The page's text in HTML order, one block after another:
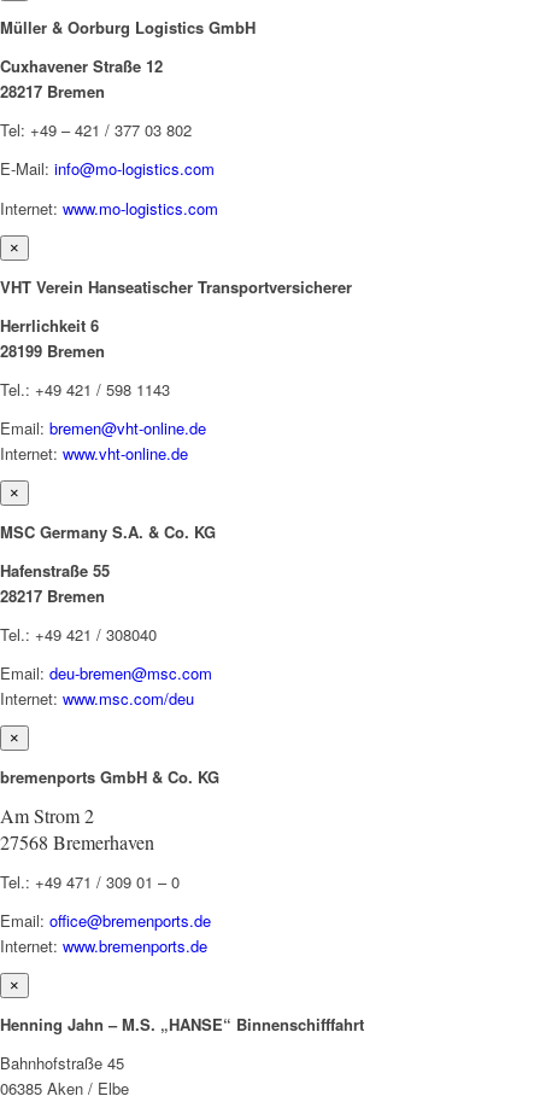
Müller & Oorburg Logistics GmbH
Cuxhavener Straße 12
28217 Bremen
Tel: +49 – 421 / 377 03 802
E-Mail: info@mo-logistics.com
Internet: www.mo-logistics.com
×
VHT Verein Hanseatischer Transportversicherer
Herrlichkeit 6
28199 Bremen
Tel.: +49 421 / 598 1143
Email: bremen@vht-online.de
Internet: www.vht-online.de
×
MSC Germany S.A. & Co. KG
Hafenstraße 55
28217 Bremen
Tel.: +49 421 / 308040
Email: deu-bremen@msc.com
Internet: www.msc.com/deu
×
bremenports GmbH & Co. KG
Am Strom 2
27568 Bremerhaven
Tel.: +49 471 / 309 01 – 0
Email: office@bremenports.de
Internet: www.bremenports.de
×
Henning Jahn – M.S. „HANSE“ Binnenschifffahrt
Bahnhofstraße 45
06385 Aken / Elbe